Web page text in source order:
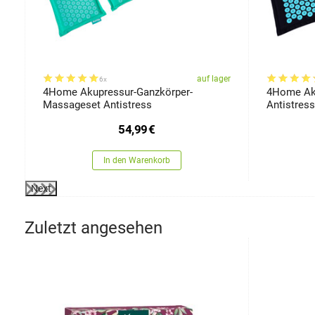
6x auf lager
4Home Akupressur-Ganzkörper-
Massageset Antistress
54,99€
In den Warenkorb
4Home
Antistress
Next
Zuletzt angesehen